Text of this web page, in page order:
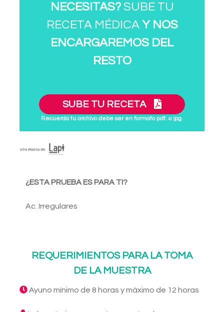
NECESITAS?SUBE TU
RECETA MÉDICA Y NOS
ENCARGAREMOS DEL
RESTO
SUBE TU RECETA
Recuerda tu archivo debe ser en formato pdf. o jpg.
¿ESTA PRUEBA ES PARA TI?
Ac. Irregulares
REQUERIMIENTOS PARA LA TOMA
DE LA MUESTRA
Ayuno mínimo de 8 horas y máximo de 12 horas